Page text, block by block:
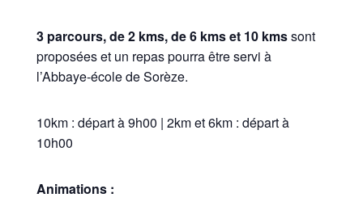
3 parcours, de 2 kms, de 6 kms et 10 kmssont
proposées et un repas pourra être servi à
l’Abbaye-école de Sorèze.
10km : départ à 9h00 | 2km et 6km : départ à
10h00
Animations :